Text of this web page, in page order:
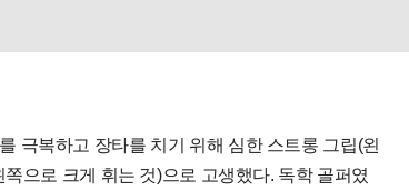
극복하고 장타를 치기 위해 심한 스트롱 그립(왼
으로 크게 휘는 것)으로 고생했다. 독학 골퍼였